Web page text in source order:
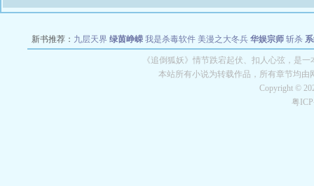
新书推荐： 九层天界 绿茵峥嵘 我是杀毒软件 美漫之大冬兵 华娱宗师 斩杀
教练万岁 都市全能巨星 绝对交易 全职武神 位面复
《追倒狐妖》情节跌宕起伏、扣人心弦，是
本站所有小说为转载作品，所有章节均
Copyright ©
粤